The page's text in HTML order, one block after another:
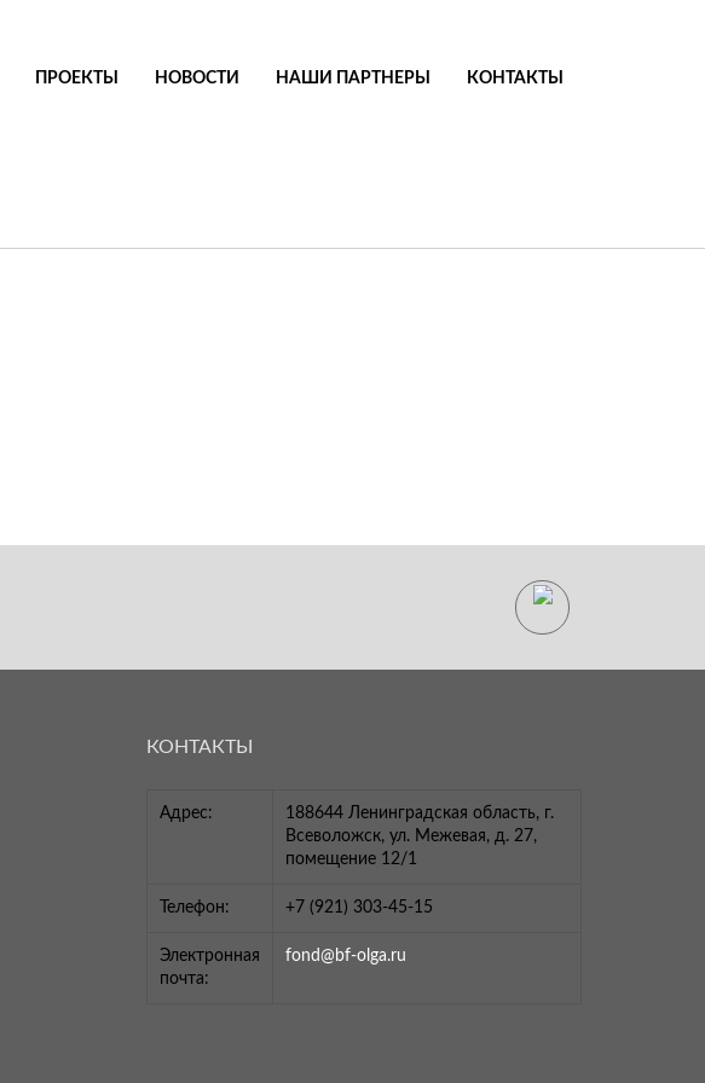
ПРОЕКТЫ НОВОСТИ НАШИ ПАРТНЕРЫ КОНТАКТЫ
КОНТАКТЫ
Адрес:
188644 Ленинградская область, г.
Всеволожск, ул. Межевая, д. 27,
помещение 12/1
Телефон: +7 (921) 303-45-15
Электронная
почта:
fond@bf-olga.ru